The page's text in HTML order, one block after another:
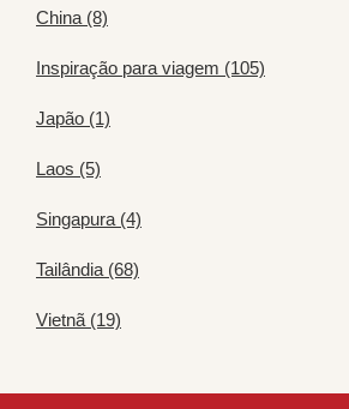
China (8)
Inspiração para viagem (105)
Japão (1)
Laos (5)
Singapura (4)
Tailândia (68)
Vietnã (19)